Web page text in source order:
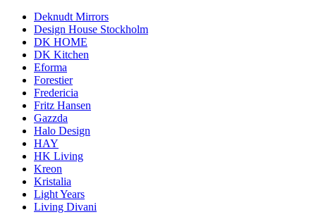
Deknudt Mirrors
Design House Stockholm
DK HOME
DK Kitchen
Eforma
Forestier
Fredericia
Fritz Hansen
Gazzda
Halo Design
HAY
HK Living
Kreon
Kristalia
Light Years
Living Divani